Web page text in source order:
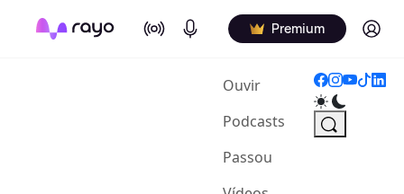
On Air Podcasts Premium Log in
Ouvir(current)
Podcasts
Passou